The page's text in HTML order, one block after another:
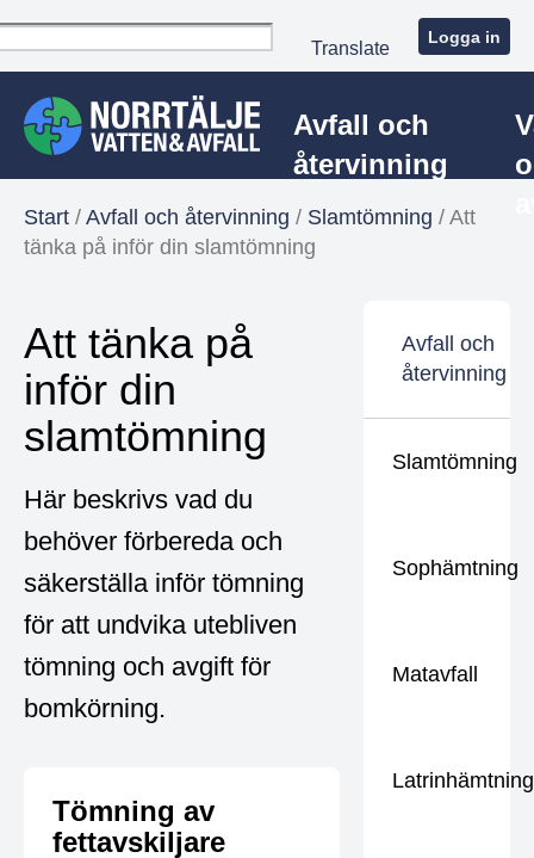
Translate
Logga in
Avfall och
återvinning
Start / Avfall och återvinning / Slamtömning / Att
tänka på inför din slamtömning
Att tänka på
inför din
slamtömning
Här beskrivs vad du
behöver förbereda och
säkerställa inför tömning
för att undvika utebliven
tömning och avgift för
bomkörning.
Tömning av
fettavskiljare
Avfall och
återvinning
Slamtömning
Sophämtning
Matavfall
Latrinhämtning